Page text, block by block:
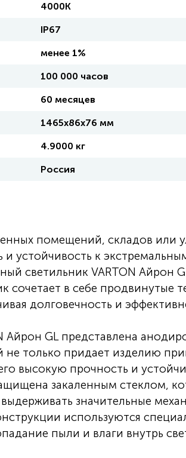
4000K
IP67
менее 1%
100 000 часов
60 месяцев
1465х86х76 мм
4.9000 кг
Россия
помещений, складов или
и устойчивость к
светильник VARTON Айрон
сочетает в себе продвинутые
долговечность и
Айрон GL представлена
только придает изделию
высокую прочность и
закаленным стеклом,
значительные
используются
пыли и влаги внутрь